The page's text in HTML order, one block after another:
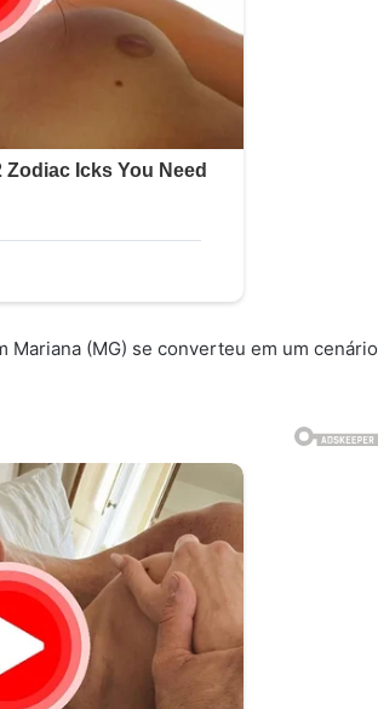
Mariana (MG) se converteu em um cenário